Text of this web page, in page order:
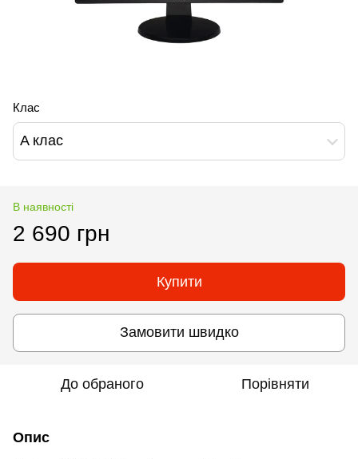
Клас
A клас
В наявності
2 690 грн
Купити
Замовити швидко
До обраного Порівняти
Опис